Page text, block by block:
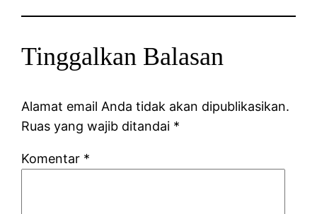
Tinggalkan Balasan
Alamat email Anda tidak akan dipublikasikan.
Ruas yang wajib ditandai *
Komentar *